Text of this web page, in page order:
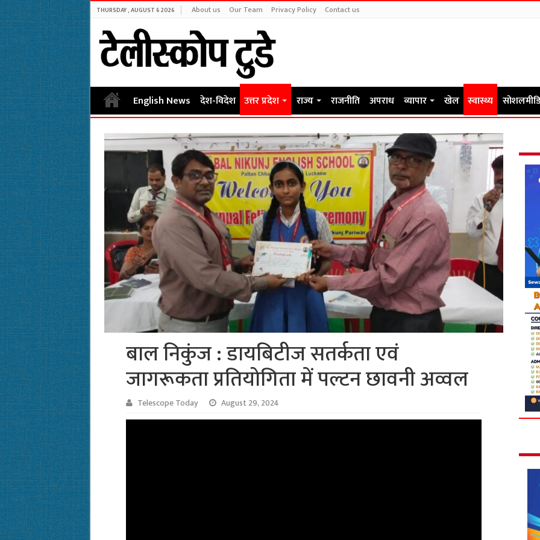
THURSDAY , AUGUST 6 2026 About us Our Team Privacy Policy Contact us
English News देश-विदेश उत्तर प्रदेश राज्य राजनीति अपराध व्यापार खेल स्वास्थ्य
बाल निकुंज : डायबिटीज सतर्कता एवं
जागरूकता प्रतियोगिता में पल्टन छावनी अव्वल
Telescope Today August 29, 2024